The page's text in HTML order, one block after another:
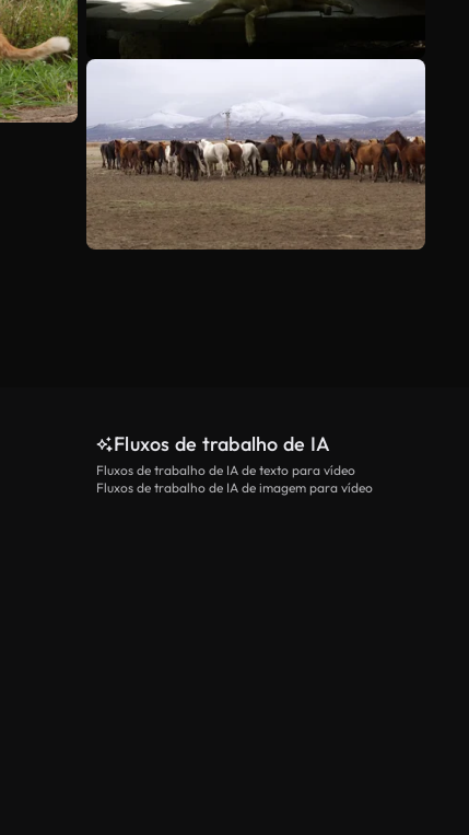
Fluxos de trabalho de IA
Fluxos de trabalho de IA de texto para vídeo
Fluxos de trabalho de IA de imagem para vídeo